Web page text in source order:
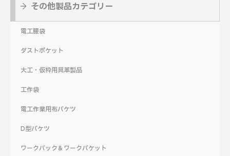
その他製品カテゴリー
電工腰袋
ダストポケット
大工・仮枠用具革製品
工作袋
電工作業用布バケツ
D型バケツ
ワークバック＆ワークバケット